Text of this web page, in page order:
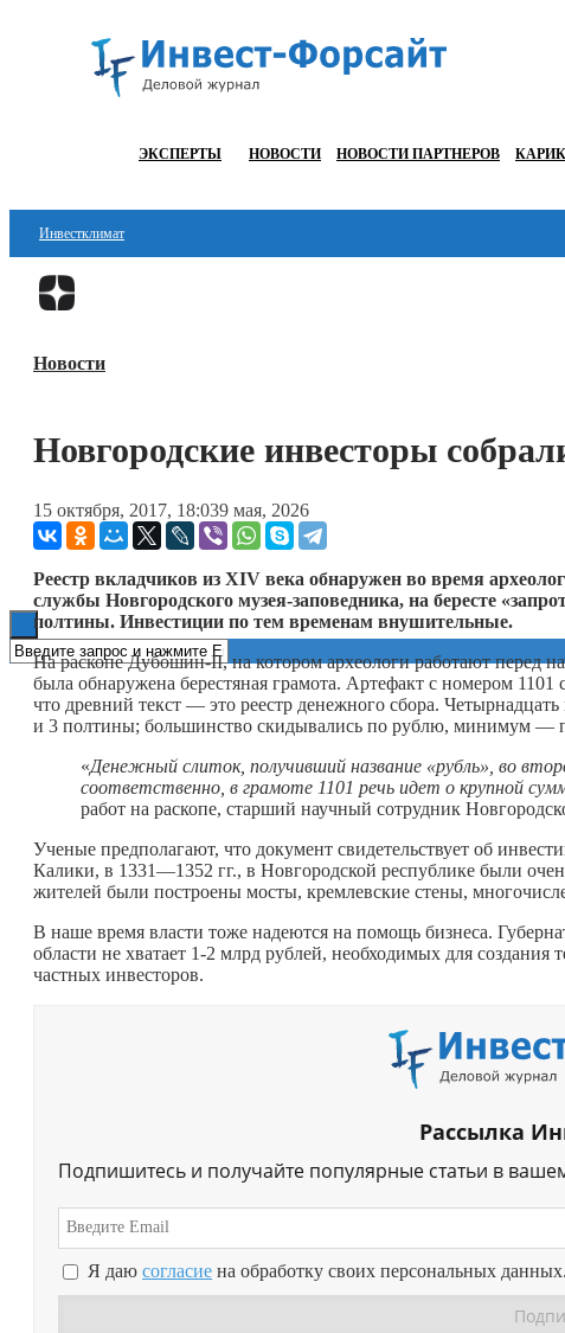
ЭКСПЕРТЫ НОВОСТИ НОВОСТИ ПАРТНЕРОВ
Инвестклимат
Финансы
Блокчейн
ESG
Новости
Новгородские инвесторы
15 октября, 2017, 18:039 мая, 2026
Реестр вкладчиков из XIV века обнаружен во время
службы Новгородского музея-заповедника, на бересте
полтины. Инвестиции по тем временам внушительные.
На раскопе Дубошин-II, на котором археологи работают перед
была обнаружена берестяная грамота. Артефакт с номером
что древний текст — это реестр денежного сбора.
и 3 полтины; большинство скидывались по рублю, минимум —
«Денежный слиток, получивший название «рубль», во
соответственно, в грамоте 1101 речь идет о крупной
работ на раскопе, старший научный сотрудник
Ученые предполагают, что документ свидетельствует об
Калики, в 1331—1352 гг., в Новгородской республике были
жителей были построены мосты, кремлевские стены,
В наше время власти тоже надеются на помощь бизнеса.
области не хватает 1-2 млрд рублей, необходимых для
частных инвесторов.
Рассылка
Подпишитесь и получайте популярные статьи в
Я даю согласие на обработку своих персональных данных.